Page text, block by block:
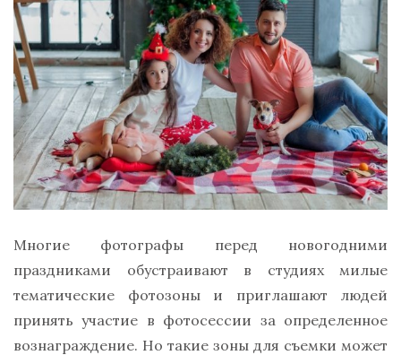
Многие фотографы перед новогодними
праздниками обустраивают в студиях милые
тематические фотозоны и приглашают людей
принять участие в фотосессии за определенное
вознаграждение. Но такие зоны для съемки может